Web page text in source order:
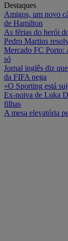
Destaques
Amigos, um novo
de Hamilton
As férias do herói
Pedro Martins
Mercado FC Porto:
só
Jornal inglês diz
da FIFA nega
«O Sporting está
Ex-noiva de Luka
filhas
A mesa elevatória